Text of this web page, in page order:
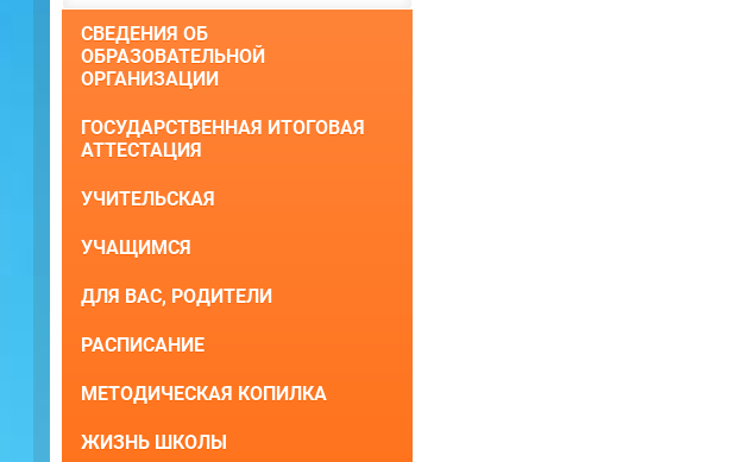
СВЕДЕНИЯ ОБ
ОБРАЗОВАТЕЛЬНОЙ
ОРГАНИЗАЦИИ
ГОСУДАРСТВЕННАЯ ИТОГОВАЯ
АТТЕСТАЦИЯ
УЧИТЕЛЬСКАЯ
УЧАЩИМСЯ
ДЛЯ ВАС, РОДИТЕЛИ
РАСПИСАНИЕ
МЕТОДИЧЕСКАЯ КОПИЛКА
ЖИЗНЬ ШКОЛЫ